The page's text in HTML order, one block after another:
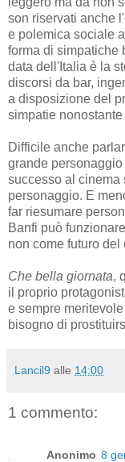
son riservati anche
e polemica sociale
forma di simpatiche
data dell'Italia è la
discorsi da bar,
a disposizione del
simpatie
Difficile anche
grande
successo al cinema
personaggio. E
far riesumare
Banfi può
non come futuro del
Che bella giornata,
il proprio
e sempre
bisogno di
Lancil9 alle 14:00
1 commento:
Anonimo 8